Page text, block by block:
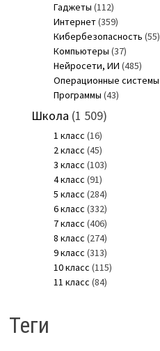
Гаджеты (112)
Интернет(359)
Кибербезопасность (55)
Компьютеры (37)
Нейросети, ИИ (485)
Операционные системы
Программы (43)
Школа (1 509)
1 класс (16)
2 класс (45)
3 класс (103)
4 класс (91)
5 класс (284)
6 класс (332)
7 класс (406)
8 класс (274)
9 класс (313)
10 класс (115)
11 класс (84)
Теги